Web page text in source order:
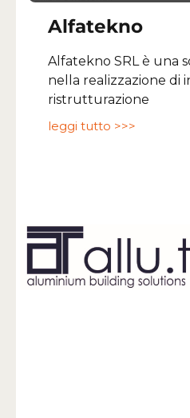
Alfatekno
Alfatekno SRL è una
nella realizzazione di
ristrutturazione
leggi tutto >>>